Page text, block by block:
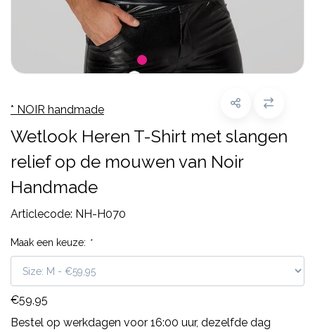
* NOIR handmade
Wetlook Heren T-Shirt met slangen
relief op de mouwen van Noir
Handmade
Articlecode: NH-H070
Maak een keuze: *
€59,95
Bestel op werkdagen voor 16:00 uur, dezelfde dag